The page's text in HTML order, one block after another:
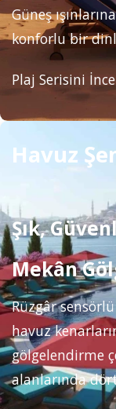
Güneş
konforlu bir
Plaj Serisini
Havuz
Şık,
Mekân
Rüzgâr
havuz
gölgelendirme
alanlarında